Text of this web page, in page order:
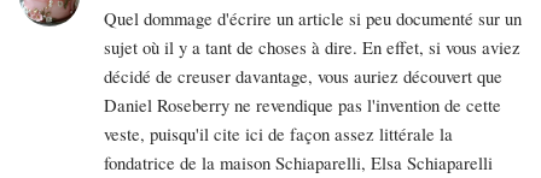
Quel dommage d'écrire un article si peu documenté sur un
sujet où il y a tant de choses à dire. En effet, si vous aviez
décidé de creuser davantage, vous auriez découvert que
Daniel Roseberry ne revendique pas l'invention de cette
veste, puisqu'il cite ici de façon assez littérale la
fondatrice de la maison Schiaparelli, Elsa Schiaparelli